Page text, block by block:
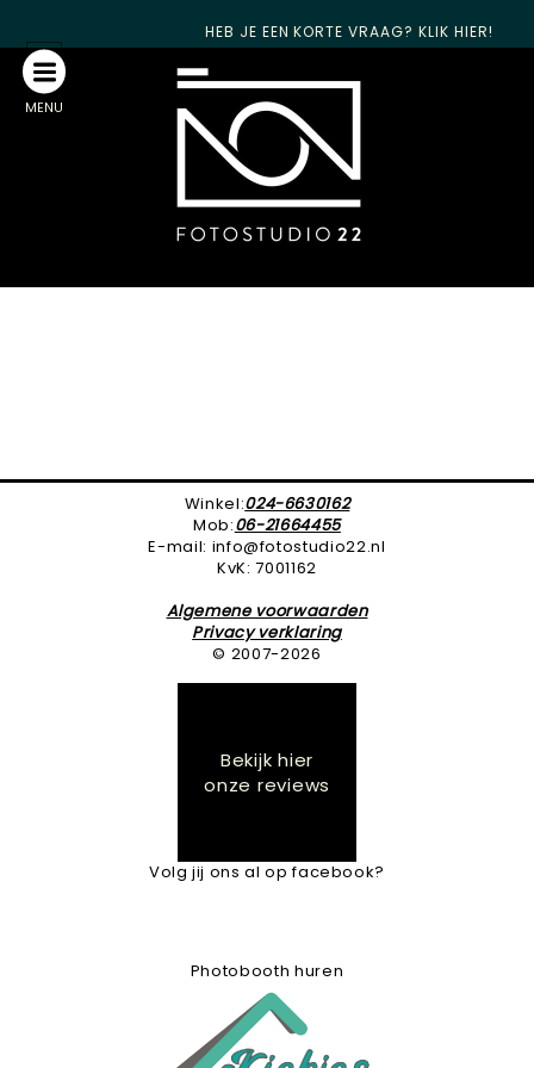
MENU
HEB JE EEN KORTE VRAAG? KLIK HIER!
Winkel:024-6630162
Mob:06-21664455
E-mail: info@fotostudio22.nl
KvK: 7001162
Algemene voorwaarden
Privacy verklaring
© 2007-2026
Bekijk hier
onze reviews
Volg jij ons al op facebook?
Photobooth huren